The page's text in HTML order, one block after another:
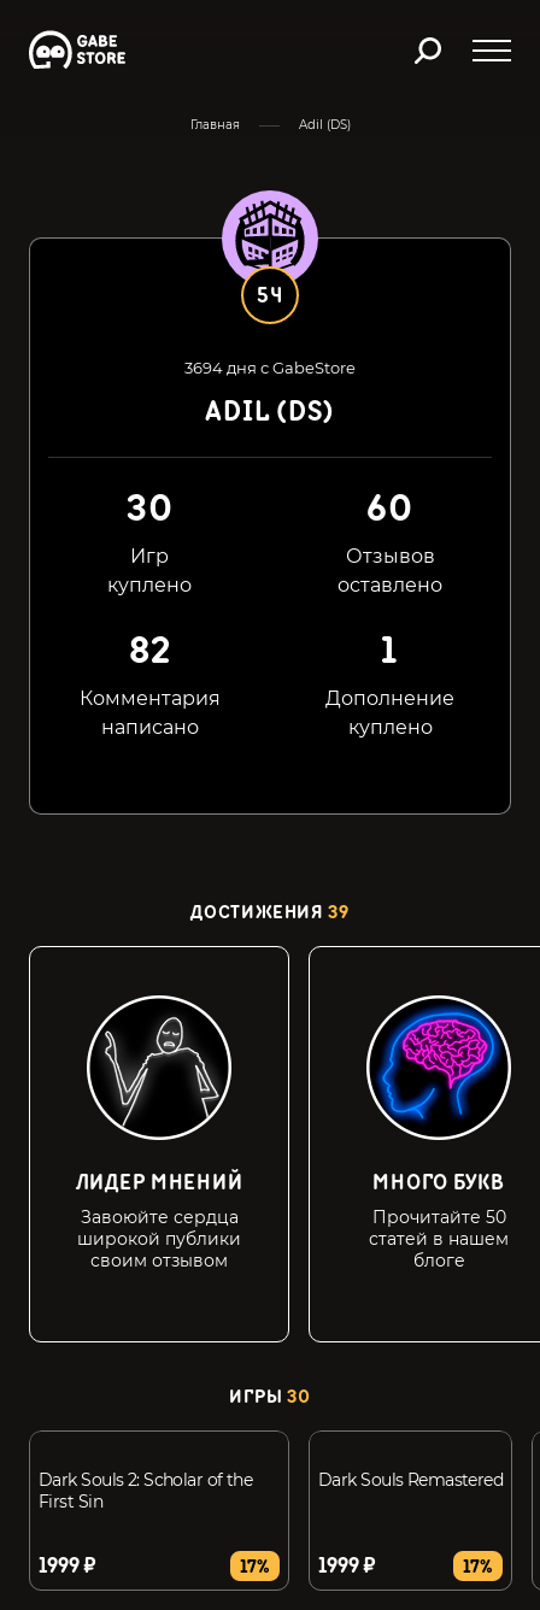
Главная Adil (DS)
54
3694 дня с GabeStore
ADIL (DS)
30
Игр
куплено
60
Отзывов
оставлено
82
Комментария
написано
1
Дополнение
куплено
ДОСТИЖЕНИЯ39
ЛИДЕР МНЕНИЙ
Завоюйте сердца
широкой публики
своим отзывом
МНОГО БУКВ
Прочитайте 50
статей в нашем
блоге
ИГРЫ30
Dark Souls 2: Scholar of the
First Sin
1999 ₽ 17%
Dark Souls Remastered
1999 ₽ 17%